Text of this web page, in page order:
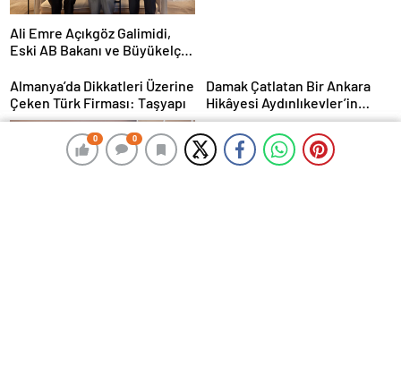
0 0
0 0
Ali Emre Açıkgöz Galimidi,
Eski AB Bakanı ve Büyükelçi
Geldi
Almanya’da Dikkatleri Üzerine
Çeken Türk Firması: Taşyapı
Damak Çatlatan Bir Ankara
Hikâyesi Aydınlıkevler’in
Lezzet Durağı Urfa Damak
MasterChef Şampiyonu Eren
Kaşıkçı Evinde Ölü Bulundu!